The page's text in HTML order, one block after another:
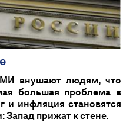
внушают людям, что
большая проблема в
и инфляция становятся
прижат к стене.